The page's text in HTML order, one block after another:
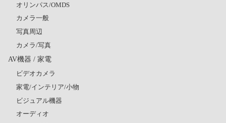
オリンパス/OMDS
カメラ一般
写真周辺
カメラ/写真
AV機器 / 家電
ビデオカメラ
家電/インテリア/小物
ビジュアル機器
オーディオ